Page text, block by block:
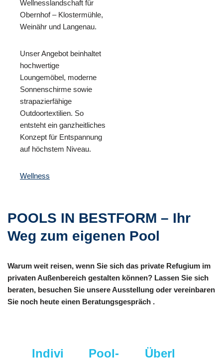
Wellnesslandschaft für
Obernhof – Klostermühle,
Weinähr und Langenau.
Unser Angebot beinhaltet
hochwertige
Loungemöbel, moderne
Sonnenschirme sowie
strapazierfähige
Outdoortextilien. So
entsteht ein ganzheitliches
Konzept für Entspannung
auf höchstem Niveau.
Wellness
POOLS IN BESTFORM – Ihr
Weg zum eigenen Pool
Warum weit reisen, wenn Sie sich das private Refugium im
privaten Außenbereich gestalten können? Lassen Sie sich
beraten, besuchen Sie unsere Ausstellung oder vereinbaren
Sie noch heute einen Beratungsgespräch .
Indivi
Pool-
Überl